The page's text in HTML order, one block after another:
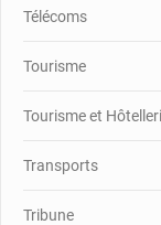
Télécoms
Tourisme
Tourisme et
Transports
Tribune